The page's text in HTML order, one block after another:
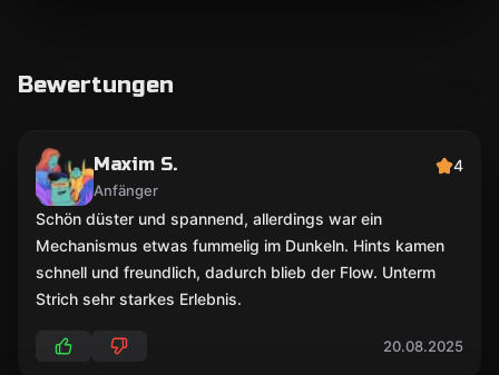
Bewertungen
Maxim S.
Anfänger
4
Schön düster und spannend, allerdings war ein
Mechanismus etwas fummelig im Dunkeln. Hints kamen
schnell und freundlich, dadurch blieb der Flow. Unterm
Strich sehr starkes Erlebnis.
20.08.2025